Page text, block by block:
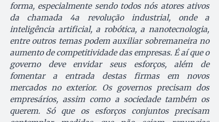
forma, especialmente sendo todos nós atores ativos
da chamada 4a revolução industrial, onde a
inteligência artificial, a robótica, a nanotecnologia,
entre outros temas podem auxiliar sobremaneira no
aumento de competitividade das empresas. É aí que o
governo deve envidar seus esforços, além de
fomentar a entrada destas firmas em novos
mercados no exterior. Os governos precisam dos
empresários, assim como a sociedade também os
querem. Só que os esforços conjuntos precisam